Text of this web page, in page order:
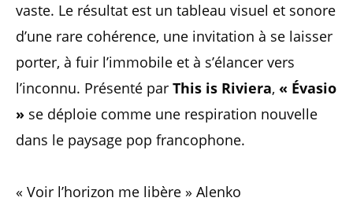
vaste. Le résultat est un tableau visuel et sonore
d’une rare cohérence, une invitation à se laisser
porter, à fuir l’immobile et à s’élancer vers
l’inconnu. Présenté par This is Riviera, « Évasio
» se déploie comme une respiration nouvelle
dans le paysage pop francophone.
« Voir l’horizon me libère » Alenko